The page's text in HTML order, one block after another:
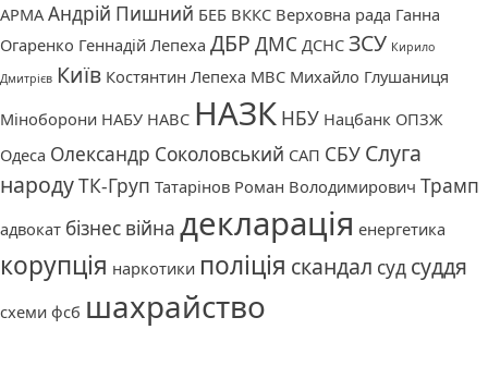
АРМА Андрій Пишний БЕБ ВККС Верховна рада Ганна
Огаренко Геннадій Лепеха ДБР ДМС ДСНС ЗСУ Кирило
Дмитрієв Київ Костянтин Лепеха МВС Михайло Глушаниця
Міноборони НАБУ НАВС НАЗК НБУ Нацбанк ОПЗЖ
Одеса Олександр Соколовський САП СБУ Слуга
народуТК-Груп Татарінов Роман Володимирович Трамп
адвокат бізнес війна декларація енергетика
корупція наркотики поліція скандал суд суддя
схеми фсб шахрайство